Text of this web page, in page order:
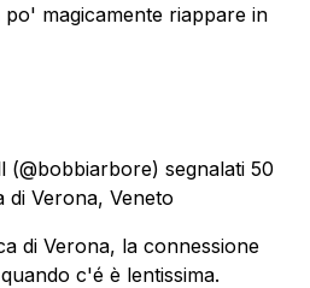
magicamente riappare in
(@bobbiarbore) segnalati 50
di Verona, Veneto
di Verona, la connessione
c'é è lentissima.